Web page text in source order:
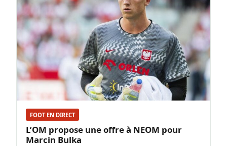
FOOT EN DIRECT
L’OM propose une offre à NEOM pour
Marcin Bulka